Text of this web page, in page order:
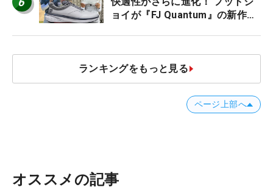
ョイが『FJ Quantum』の新作を
ランキングをもっと見る
ページ上部へ
オススメの記事